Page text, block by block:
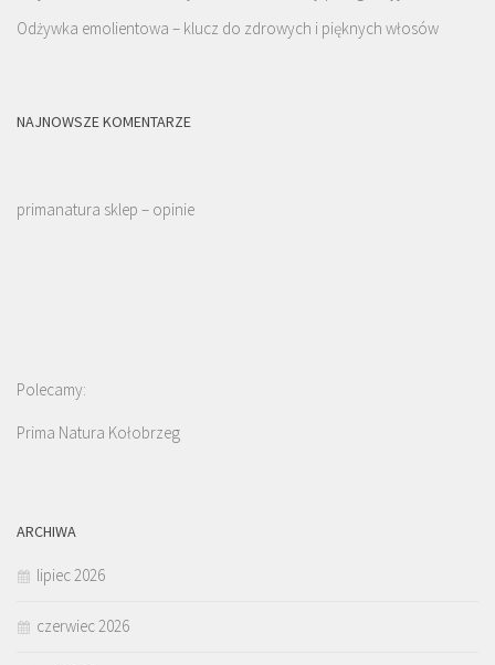
Odżywka emolientowa – klucz do zdrowych i pięknych włosów
NAJNOWSZE KOMENTARZE
primanatura sklep – opinie
Polecamy:
Prima Natura Kołobrzeg
ARCHIWA
lipiec 2026
czerwiec 2026